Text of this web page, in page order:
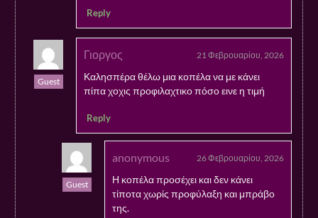
Reply
Guest
Γιοργος 21 Φεβρουαρίου, 2026
Καλησπέρα θέλω μια κοπέλα να με κάνει
πίπα χοχις προφιλαχτικο πόσο εινε η τιμή
Reply
Guest
anonymous 26 Φεβρουαρίου, 2026
Η κοπέλα προσέχει και δεν κάνει
τίποτα χωρίς προφύλαξη και μπράβο
της.